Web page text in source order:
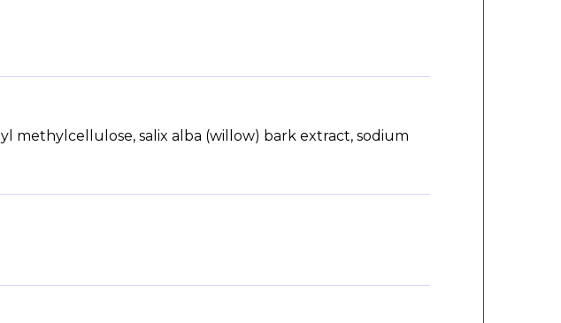
methylcellulose, salix alba (willow) bark extract, sodium